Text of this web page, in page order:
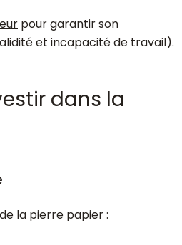
pour garantir son
et incapacité de travail).
dans la
la pierre papier :